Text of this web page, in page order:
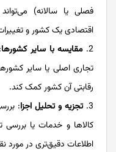
فصلی یا سالانه)
اقتصادی یک کشور و
2. مقایسه با سایر کشورها
تجاری اصلی یا سایر
رقابتی آن کشور کمک کند.
3. تجزیه و تحلیل اجزا:
کالاها و خدمات یا بررسی
اطلاعات دقیق‌تری در